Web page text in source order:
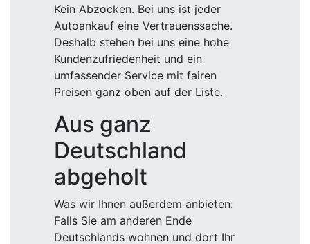
Kein Abzocken. Bei uns ist jeder
Autoankauf eine Vertrauenssache.
Deshalb stehen bei uns eine hohe
Kundenzufriedenheit und ein
umfassender Service mit fairen
Preisen ganz oben auf der Liste.
Aus ganz
Deutschland
abgeholt
Was wir Ihnen außerdem anbieten:
Falls Sie am anderen Ende
Deutschlands wohnen und dort Ihr